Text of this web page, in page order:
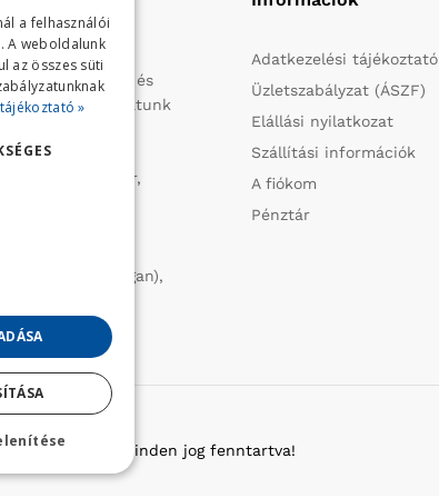
kerti
iparcikkek kis- és
1991 óta folytatunk
Tesla, Leader,
fűnyírókat kerti
Husqvarna),
Dal Degan),
be.
Adatkezelési tájékoztató
Üzletszabályzat (ÁSZF)
Elállási nyilatkozat
Szállítási információk
A fiókom
Pénztár
Golfker Kft. - Minden jog fenntartva!
a felhasználói
A weboldalunk
az összes süti
»